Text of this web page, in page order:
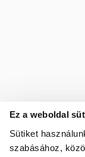
Ez a weboldal
Sütiket
szabásához,